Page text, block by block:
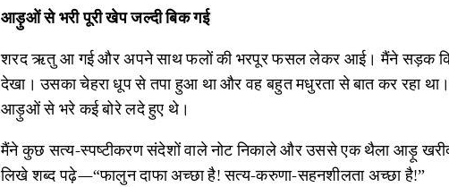
आड़ुओं से भरी पूरी खेप जल्दी बिक गई
शरद ऋतु आ गई और अपने साथ फलों की भरपूर फसल लेकर आई। मैंने सड़क
देखा। उसका चेहरा धूप से तपा हुआ था और वह बहुत मधुरता से बात कर रहा
आड़ुओं से भरे कई बोरे लदे हुए थे।
मैंने कुछ सत्य-स्पष्टीकरण संदेशों वाले नोट निकाले और उससे एक थैला आड़ू
लिखे शब्द पढ़े—“फालुन दाफा अच्छा है! सत्य-करुणा-सहनशीलता अच्छा है!”